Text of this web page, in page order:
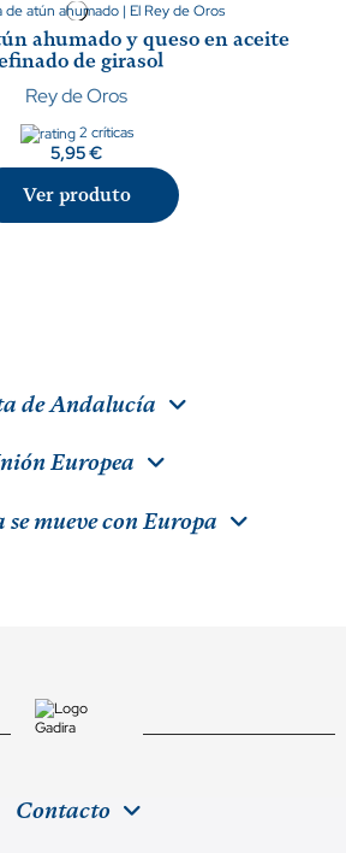
ahumado y queso en aceite
de girasol
Rey de Oros
2 críticas
5,95 €
Ver produto
de Andalucía
Europea
mueve con Europa
Contacto